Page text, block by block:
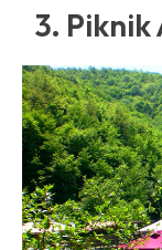
3. Piknik